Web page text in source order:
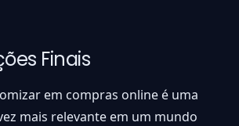
Finais
em compras online é uma
mais relevante em um mundo